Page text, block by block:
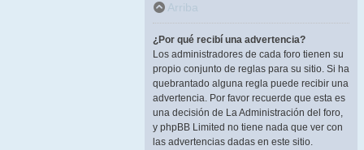
Arriba
¿Por qué recibí una advertencia?
Los administradores de cada foro tienen su
propio conjunto de reglas para su sitio. Si ha
quebrantado alguna regla puede recibir una
advertencia. Por favor recuerde que esta es
una decisión de La Administración del foro,
y phpBB Limited no tiene nada que ver con
las advertencias dadas en este sitio.